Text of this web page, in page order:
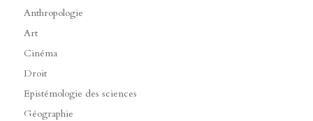
Anthropologie
Art
Cinéma
Droit
Epistémologie des sciences
Géographie